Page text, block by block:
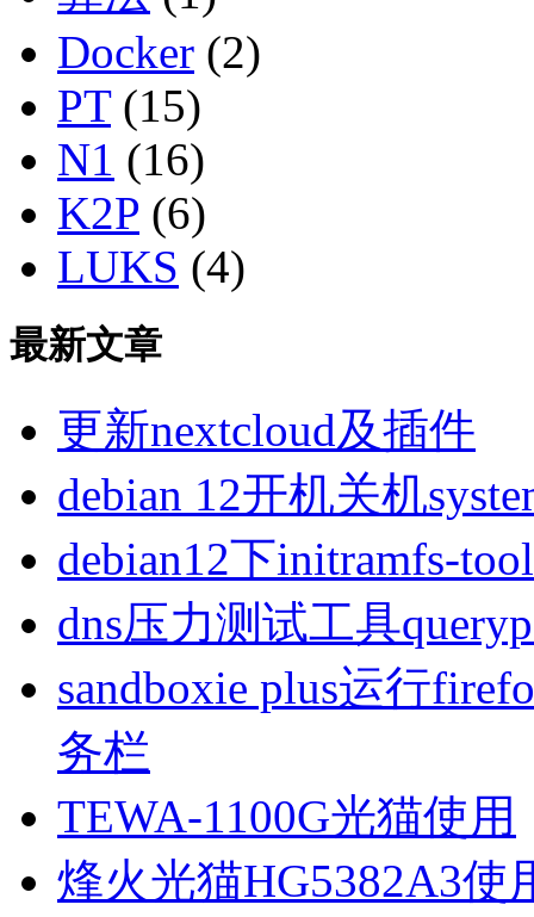
Docker (2)
PT(15)
N1 (16)
K2P (6)
LUKS (4)
最新文章
更新nextcloud及插件
debian 12开机关机
debian12下initramfs-
dns压力测试工具
sandboxie plus运行
务栏
TEWA-1100G光猫使用
烽火光猫HG5382A3使